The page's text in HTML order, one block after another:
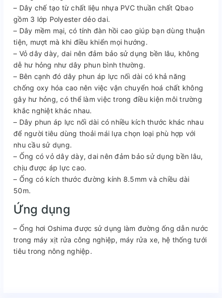
– Dây chế tạo từ chất liệu nhựa PVC thuần chất Qbao
gồm 3 lớp Polyester dẻo dai.
– Dây mềm mại, có tính đàn hồi cao giúp bạn dùng thuận
tiện, mượt mà khi điều khiển mọi hướng.
– Vỏ dây dày, dai nên đảm bảo sử dụng bền lâu, không
dễ hư hỏng như dây phun bình thường.
– Bên cạnh đó dây phun áp lực nối dài có khả năng
chống oxy hóa cao nên việc vận chuyển hoá chất không
gây hư hỏng, có thể làm việc trong điều kiện môi trường
khắc nghiệt khác nhau.
– Dây phun áp lực nối dài có nhiều kích thước khác nhau
để người tiêu dùng thoải mái lựa chọn loại phù hợp với
nhu cầu sử dụng.
– Ống có vỏ dây dày, dai nên đảm bảo sử dụng bền lâu,
chịu được áp lực cao.
– Ống có kích thước đường kính 8.5mm và chiều dài
50m.
Ứng dụng
– Ống hơi Oshima được sử dụng làm đường ống dẫn nước
trong máy xịt rửa công nghiệp, máy rửa xe, hệ thống tưới
tiêu trong nông nghiệp.